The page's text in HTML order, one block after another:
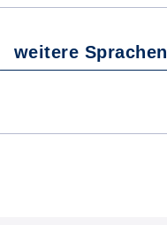
weitere Sprachen